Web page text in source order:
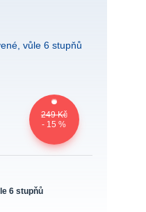
249 Kč
- 15 %
6 stupňů